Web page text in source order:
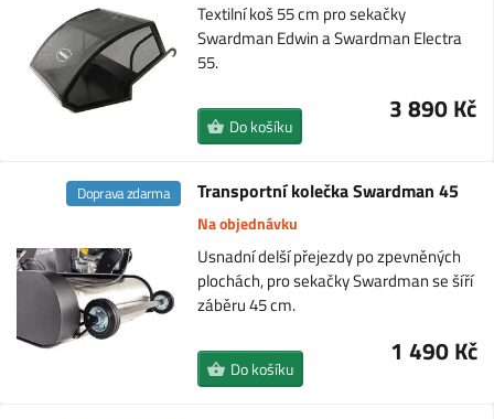
Textilní koš 55 cm pro sekačky
Swardman Edwin a Swardman Electra
55.
3 890 Kč
Do košíku
Transportní kolečka Swardman 45
Doprava zdarma
Na objednávku
Usnadní delší přejezdy po zpevněných
plochách, pro sekačky Swardman se šíří
záběru 45 cm.
1 490 Kč
Do košíku